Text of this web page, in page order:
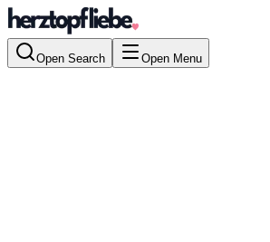
Open Search Open Menu